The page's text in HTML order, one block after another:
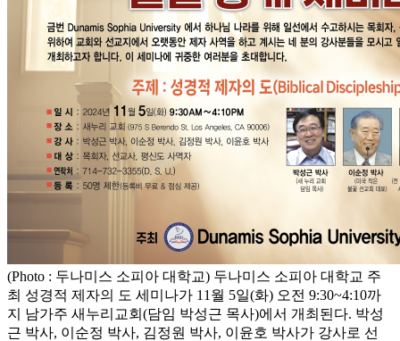
(Photo : 두나미스 소피아 대학교) 두나미스 소피아 대학교 주
최 성경적 제자의 도 세미나가 11월 5일(화) 오전 9:30~4:10까
지 남가주 새누리교회(담임 박성근 목사)에서 개최된다. 박성
근 박사, 이순정 박사, 김정원 박사, 이윤호 박사가 강사로 선